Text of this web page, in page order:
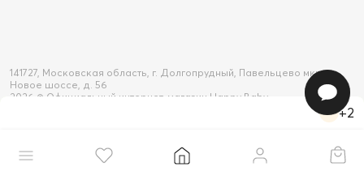
+2
141727, Московская область, г. Долгопрудный, Павельцево мкр-н,
Новое шоссе, д. 56
2026 © Официальный интернет-магазин Happy Baby